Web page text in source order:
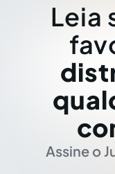
Leia
Assine o